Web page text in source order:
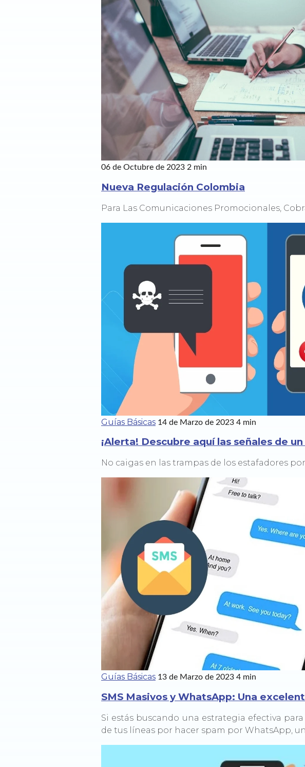
06 de Octubre de 2023 2 min
Nueva Regulación Colombia
Para Las Comunicaciones Promocionales,
Guías Básicas 14 de Marzo de 2023 4 min
¡Alerta! Descubre aquí las señales de
No caigas en las trampas de los estafadores por
Guías Básicas 13 de Marzo de 2023 4 min
SMS Masivos y WhatsApp: Una
Si estás buscando una estrategia efectiva
de tus líneas por hacer spam por WhatsApp,